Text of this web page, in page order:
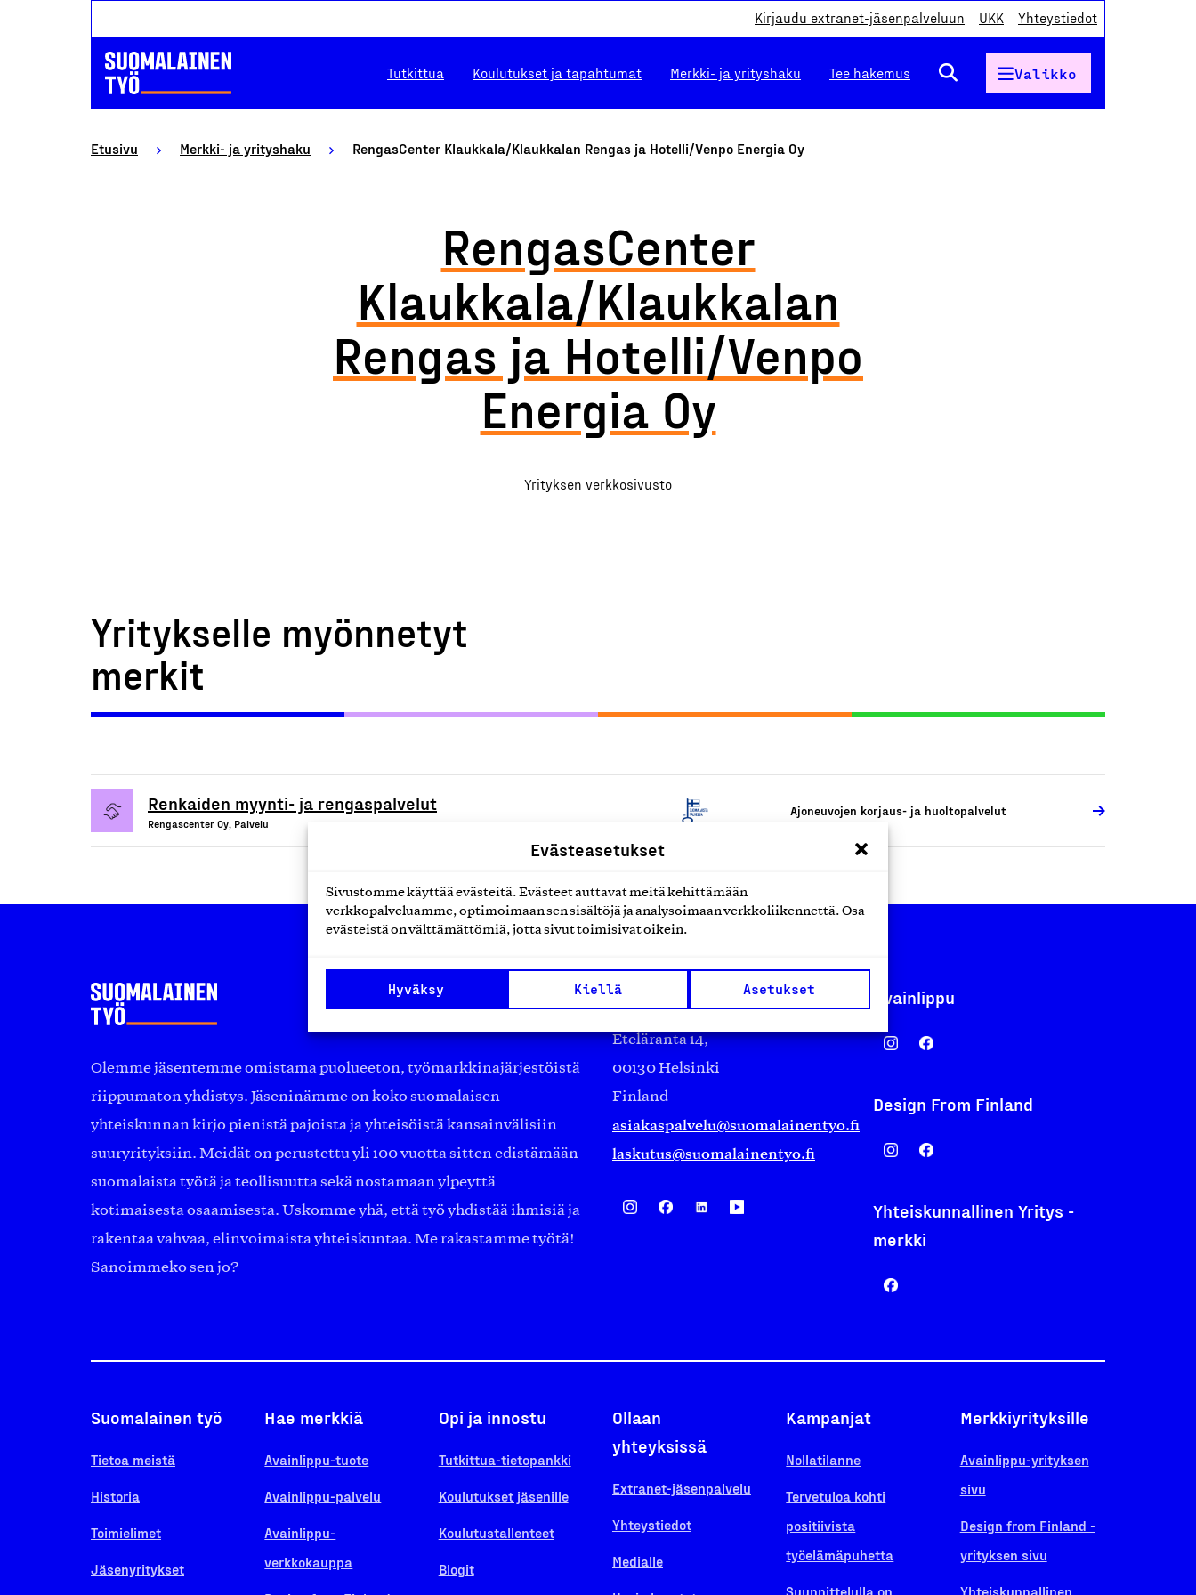
Evästeasetukset
Sivustomme käyttää evästeitä. Evästeet auttavat meitä kehittämään
verkkopalveluamme, optimoimaan sen sisältöjä ja analysoimaan verkkoliikennettä. Osa
evästeistä on välttämättömiä, jotta sivut toimisivat oikein.
Hyväksy Kiellä Asetukset
Kirjaudu extranet-jäsenpalveluun UKK Yhteystiedot
Tutkittua Koulutukset ja tapahtumat Merkki- ja yrityshaku Tee hakemus Valikko
Etusivu Merkki- ja yrityshaku RengasCenter Klaukkala/Klaukkalan Rengas ja Hotelli/Venpo Energia Oy
RengasCenter
Klaukkala/Klaukkalan
Rengas ja Hotelli/Venpo
Energia Oy
Yrityksen verkkosivusto
Yritykselle myönnetyt
merkit
Renkaiden myynti- ja rengaspalvelut
Rengascenter Oy, Palvelu
Ajoneuvojen korjaus- ja huoltopalvelut
Olemme jäsentemme omistama puolueeton, työmarkkinajärjestöistä
riippumaton yhdistys. Jäseninämme on koko suomalaisen
yhteiskunnan kirjo pienistä pajoista ja yhteisöistä kansainvälisiin
suuryrityksiin. Meidät on perustettu yli 100 vuotta sitten edistämään
suomalaista työtä ja teollisuutta sekä nostamaan ylpeyttä
kotimaisesta osaamisesta. Uskomme yhä, että työ yhdistää ihmisiä ja
rakentaa vahvaa, elinvoimaista yhteiskuntaa. Me rakastamme työtä!
Sanoimmeko sen jo?
Suomalainen työ ry
Eteläranta 14,
00130 Helsinki
Finland
asiakaspalvelu@suomalainentyo.fi
laskutus@suomalainentyo.fi
Avainlippu
Design From Finland
Yhteiskunnallinen Yritys -
merkki
Suomalainen työ
Tietoa meistä
Historia
Toimielimet
Jäsenyritykset
Hae merkkiä
Avainlippu-tuote
Avainlippu-palvelu
Avainlippu-
verkkokauppa
Opi ja innostu
Tutkittua-tietopankki
Koulutukset jäsenille
Koulutustallenteet
Blogit
Ollaan
yhteyksissä
Extranet-jäsenpalvelu
Yhteystiedot
Medialle
Kampanjat
Nollatilanne
Tervetuloa kohti
positiivista
työelämäpuhetta
Suunnittelulla on
Merkkiyrityksille
Avainlippu-yrityksen
sivu
Design from Finland -
yrityksen sivu
Yhteiskunnallinen